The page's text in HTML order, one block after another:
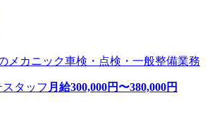
メカニック車検・点検・一般整備業務
タッフ 月給300,000円〜380,000円